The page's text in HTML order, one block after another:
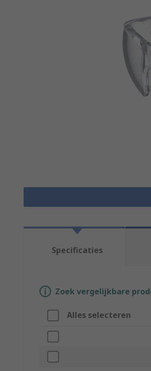
Specificaties
Zoek vergelijkbare
Alles selecteren